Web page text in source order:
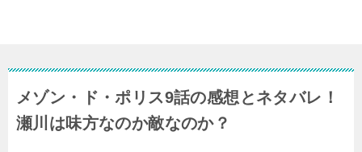
メゾン・ド・ポリス9話の感想とネタバレ！
瀬川は味方なのか敵なのか？